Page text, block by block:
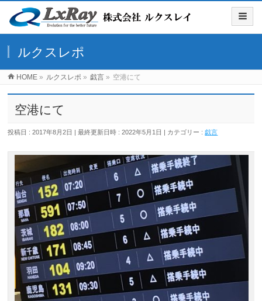
ルクスレポ
HOME » ルクスレポ » 戯言 » 空港にて
空港にて
投稿日 : 2017年8月2日 最終更新日時 : 2022年5月1日 カテゴリー :戯言